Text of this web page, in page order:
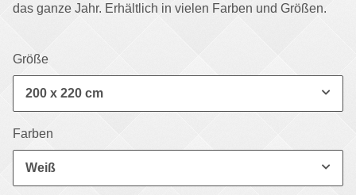
das ganze Jahr. Erhältlich in vielen Farben und Größen.
Größe
200 x 220 cm
Farben
Weiß